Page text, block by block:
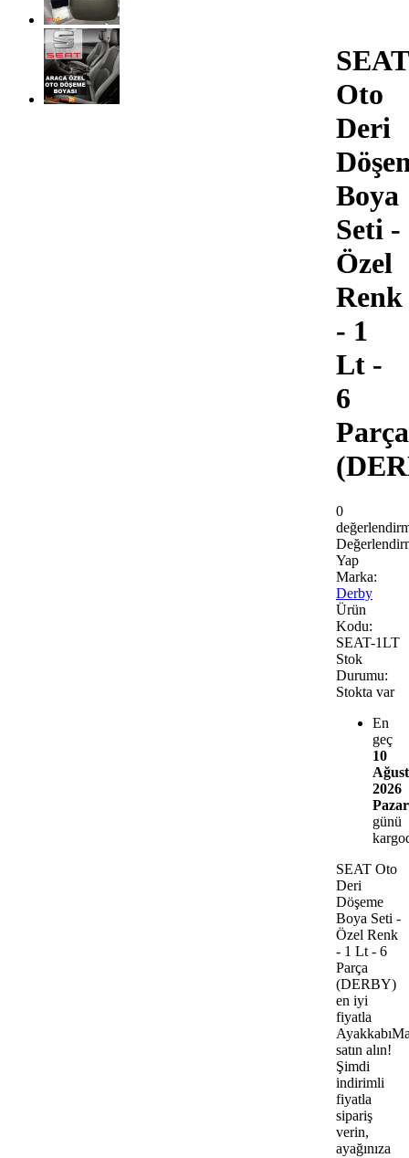
SEAT
Oto
Deri
Boya
Seti -
Özel
Renk
- 1
Lt -
6
Parça
0
Yap
Marka:
Derby
Ürün
Kodu:
SEAT-1LT
Stok
Durumu:
Stokta var
En
geç
10
2026
günü
SEAT Oto
Deri
Döşeme
Boya Seti -
Özel Renk
- 1 Lt - 6
Parça
(DERBY)
en iyi
fiyatla
satın alın!
Şimdi
indirimli
fiyatla
sipariş
verin,
ayağınıza